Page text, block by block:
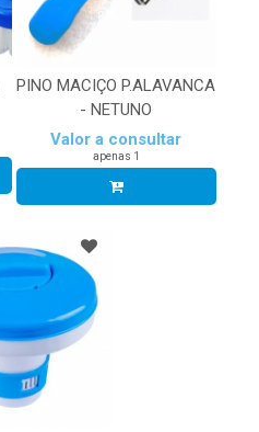
PINO MACIÇO P.ALAVANCA
- NETUNO
Valor a consultar
apenas 1